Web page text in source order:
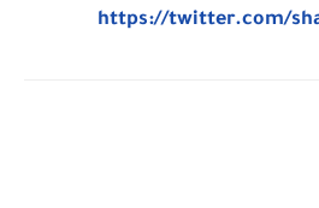
https://twitter.com/